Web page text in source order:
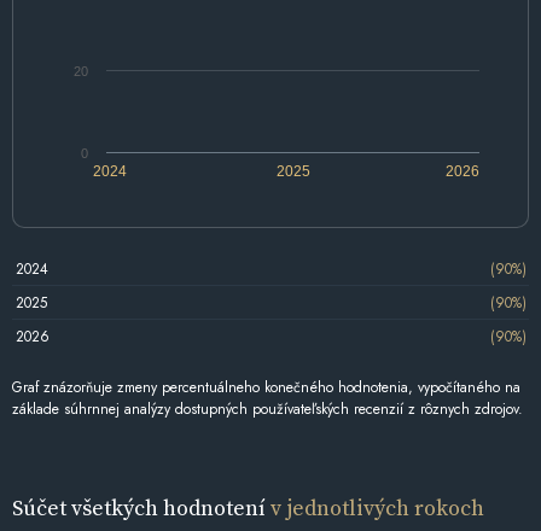
2024 2025 2026
0
20
2024
(90%)
2025
(90%)
2026
(90%)
Graf znázorňuje zmeny percentuálneho konečného hodnotenia, vypočítaného na
základe súhrnnej analýzy dostupných používateľských recenzií z rôznych zdrojov.
Súčet všetkých hodnotenív jednotlivých rokoch